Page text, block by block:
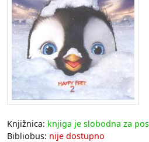
Knjižnica: knjiga je slobodna za
Bibliobus: nije dostupno